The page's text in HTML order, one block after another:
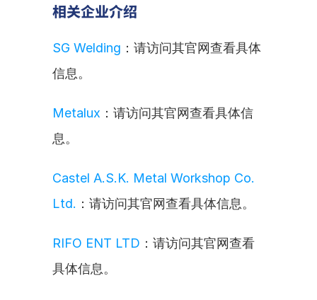
相关企业介绍
SG Welding ：请访问其官网查看具体
信息。
Metalux ：请访问其官网查看具体信
息。
Castel A.S.K. Metal Workshop Co.
Ltd. ：请访问其官网查看具体信息。
RIFO ENT LTD ：请访问其官网查看
具体信息。